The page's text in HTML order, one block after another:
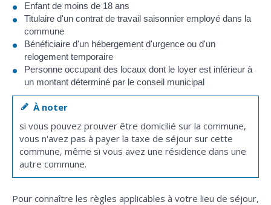
Enfant de moins de 18 ans
Titulaire d'un contrat de travail saisonnier employé dans la
commune
Bénéficiaire d'un hébergement d'urgence ou d'un
relogement temporaire
Personne occupant des locaux dont le loyer est inférieur à
un montant déterminé par le conseil municipal
À noter
si vous pouvez prouver être domicilié sur la commune,
vous n'avez pas à payer la taxe de séjour sur cette
commune, même si vous avez une résidence dans une
autre commune.
Pour connaître les règles applicables à votre lieu de séjour,